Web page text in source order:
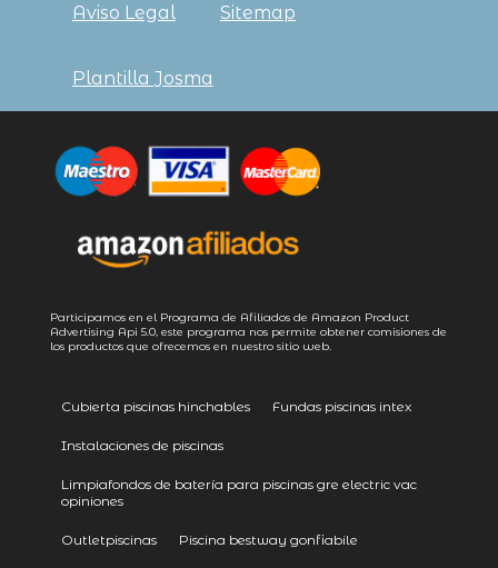
Aviso Legal Sitemap
Plantilla Josma
Participamos en el Programa de Afiliados de Amazon Product
Advertising Api 5.0, este programa nos permite obtener comisiones de
los productos que ofrecemos en nuestro sitio web.
Cubierta piscinas hinchables Fundas piscinas intex
Instalaciones de piscinas
Limpiafondos de batería para piscinas gre electric vac
opiniones
Outletpiscinas Piscina bestway gonfiabile